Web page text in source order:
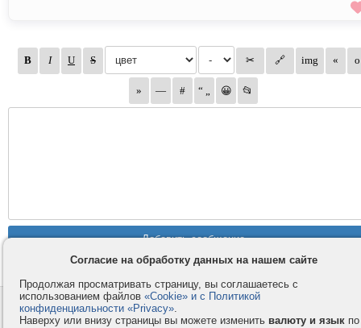
Контакты
Компания
Правила и условия
Согласие на обработку данных на нашем сайте
Продолжая просматривать страницу, вы соглашаетесь с
использованием файлов «Cookie» и с Политикой
конфиденциальности «Privacy».
Наверху или внизу страницы вы можете изменить валюту и язык по